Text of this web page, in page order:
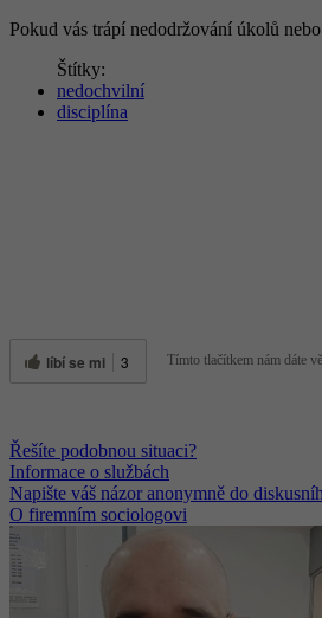
Pokud vás trápí nedodržování úkolů
Štítky:
nedochvilní
disciplína
líbí se mi 3 Tímto tlačítkem nám dáte
Řešíte podobnou situaci?
Informace o službách
Napište váš názor anonymně do
O firemním sociologovi